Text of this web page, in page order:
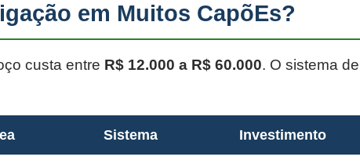
em Muitos CapõEs?
custa entre R$ 12.000 a R$ 60.000. O sistema
Sistema Investimento